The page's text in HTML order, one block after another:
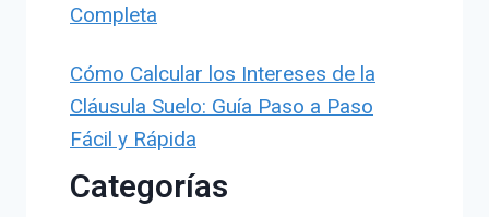
Completa
Cómo Calcular los Intereses de la
Cláusula Suelo: Guía Paso a Paso
Fácil y Rápida
Categorías